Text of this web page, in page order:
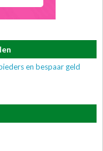
en bespaar geld